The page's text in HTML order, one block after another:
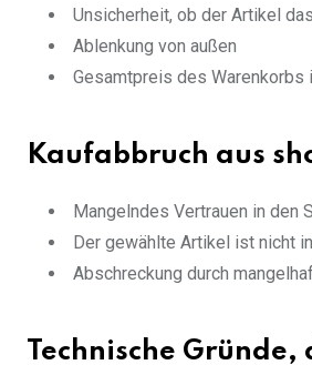
Unsicherheit, ob der Artikel
Ablenkung von außen
Gesamtpreis des Warenkorbs
Kaufabbruch aus
Mangelndes Vertrauen in den
Der gewählte Artikel ist nicht
Abschreckung durch
Technische